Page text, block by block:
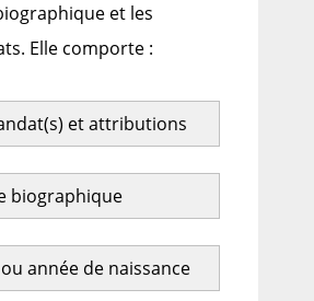
et les
Elle comporte :
et attributions
biographique
année de naissance